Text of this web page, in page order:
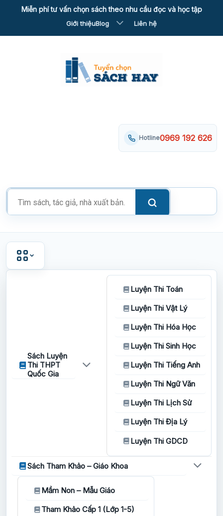
Miễn phí tư vấn chọn sách theo nhu cầu đọc và học tập
Giới thiệuBlog Liên hệ
Tìm
kiếm
phẩm
Hotline0969 192 626
Sách Luyện
Thi THPT
Quốc Gia
Luyện Thi Toán
Luyện Thi Vật Lý
Luyện Thi Hóa Học
Luyện Thi Sinh Học
Luyện Thi Tiếng Anh
Luyện Thi Ngữ Văn
Luyện Thi Lịch Sử
Luyện Thi Địa Lý
Luyện Thi GDCD
Sách Tham Khảo – Giáo Khoa
Mầm Non – Mẫu Giáo
Tham Khảo Cấp 1 (Lớp 1-5)